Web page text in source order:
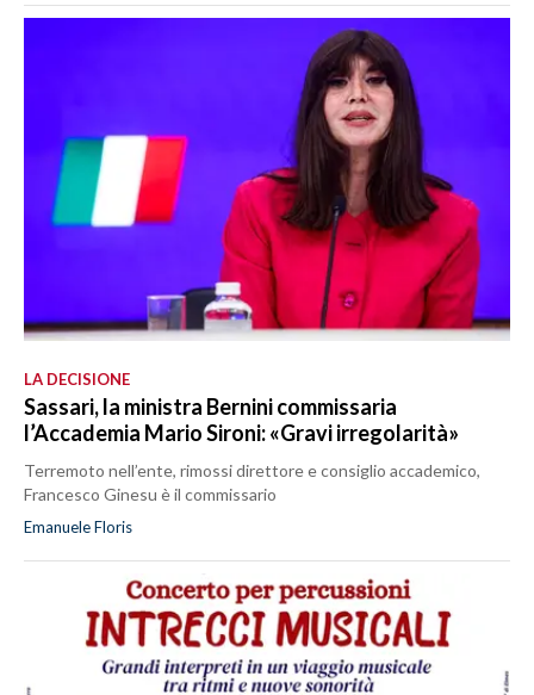
LA DECISIONE
Sassari, la ministra Bernini commissaria
l’Accademia Mario Sironi: «Gravi irregolarità»
Terremoto nell’ente, rimossi direttore e consiglio accademico,
Francesco Ginesu è il commissario
Emanuele Floris